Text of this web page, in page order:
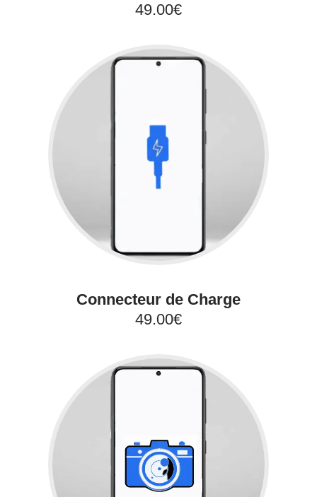
49.00€
Connecteur de Charge
49.00€